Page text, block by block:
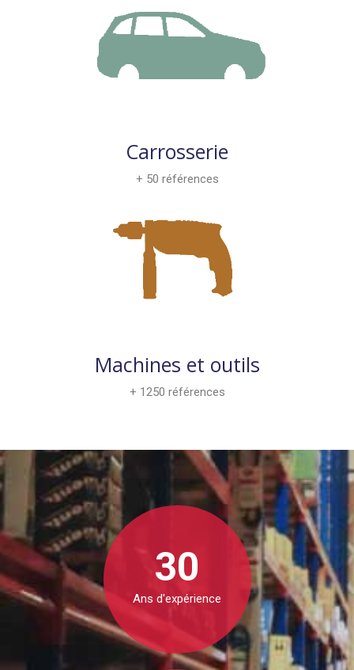
Carrosserie
+ 50 références
Machines et outils
+ 1250 références
30
Ans d'expérience